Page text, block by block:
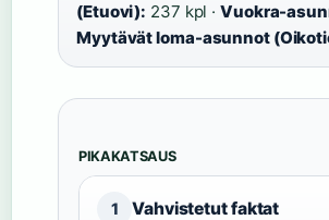
(Etuovi): 237 kpl ·Vuokra-
Myytävät loma-asunnot
PIKAKATSAUS
1 Vahvistetut faktat